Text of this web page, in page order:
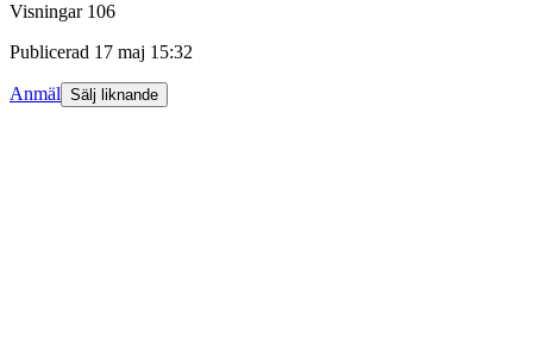
Visningar 106
Publicerad 17 maj 15:32
Anmäl Sälj liknande